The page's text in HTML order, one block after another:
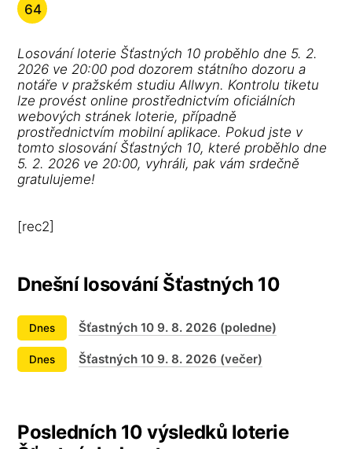
64
Losování loterie Šťastných 10 proběhlo dne 5. 2.
2026 ve 20:00 pod dozorem státního dozoru a
notáře v pražském studiu Allwyn. Kontrolu tiketu
lze provést online prostřednictvím oficiálních
webových stránek loterie, případně
prostřednictvím mobilní aplikace. Pokud jste v
tomto slosování Šťastných 10, které proběhlo dne
5. 2. 2026 ve 20:00, vyhráli, pak vám srdečně
gratulujeme!
[rec2]
Dnešní losování Šťastných 10
Dnes Šťastných 10 9. 8. 2026 (poledne)
Dnes Šťastných 10 9. 8. 2026 (večer)
Posledních 10 výsledků loterie